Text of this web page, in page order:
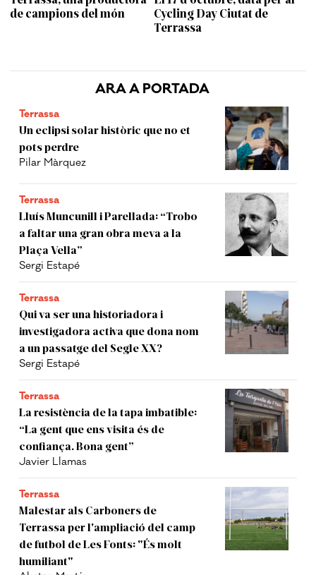
ARA A PORTADA
Terrassa
Un eclipsi solar històric que no et
pots perdre
Pilar Màrquez
Terrassa
Lluís Muncunill i Parellada: “Trobo
a faltar una gran obra meva a la
Plaça Vella”
Sergi Estapé
Terrassa
Qui va ser una historiadora i
investigadora activa que dona nom
a un passatge del Segle XX?
Sergi Estapé
Terrassa
La resistència de la tapa imbatible:
“La gent que ens visita és de
confiança. Bona gent”
Javier Llamas
Terrassa
Malestar als Carboners de
Terrassa per l'ampliació del camp
de futbol de Les Fonts: "És molt
humiliant"
de campions del món
Cycling Day Ciutat de
Terrassa